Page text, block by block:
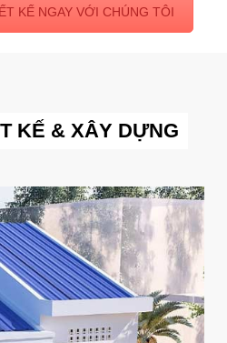
KẾ NGAY VỚI CHÚNG TÔI
KẾ & XÂY DỰNG